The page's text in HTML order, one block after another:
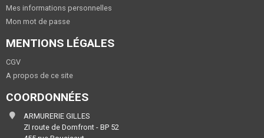
Mes informations personnelles
Mon mot de passe
MENTIONS LÉGALES
CGV
A propos de ce site
COORDONNÉES
ARMURERIE GILLES
ZI route de Domfront - BP 52